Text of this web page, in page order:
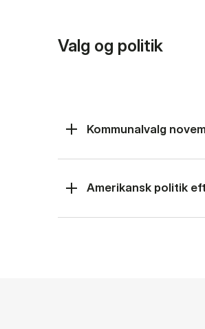
Valg og politik
Kommunalvalg
Amerikansk politik